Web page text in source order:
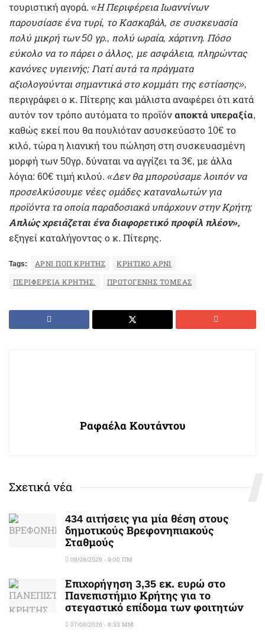
τουριστική αγορά. «Η Περιφέρεια Ιωαννίνων
παρουσίασε ένα τυρί, το Κασκαβάλ, σε συσκευασία
πολύ μικρή των 50 γρ., πολύ ωραία, χάρτινη. Πόσο
εύκολο να το πάρει ο άλλος, με ασφάλεια, πληρώντας
κανόνες υγιεινής; Γιατί αυτά τα πράγματα
αξιολογούνται σημαντικά στο κομμάτι της εστίασης»,
περιγράφει ο κ. Πίτερης και μάλιστα αναφέρει ότι κατά
αυτόν τον τρόπο αυτόματα το προϊόν αποκτά υπεραξία,
καθώς εκεί που θα πουλιόταν ασυσκεύαστο 10€ το
κιλό, τώρα η λιανική του πώληση στη συσκευασμένη
μορφή των 50γρ. δύναται να αγγίζει τα 3€, με άλλα
λόγια: 60€ τιμή κιλού. «Δεν θα μπορούσαμε λοιπόν να
προσελκύσουμε νέες ομάδες καταναλωτών για
προϊόντα τα οποία παραδοσιακά υπάρχουν στην Κρήτη;
Απλώς χρειάζεται ένα διαφορετικό προφίλ πλέον»,
εξηγεί καταλήγοντας ο κ. Πίτερης.
Tags: ΑΡΝΙ ΠΟΠ ΚΡΗΤΗΣ ΚΡΗΤΙΚΟ ΑΡΝΙ
ΠΕΡΙΦΈΡΕΙΑ ΚΡΉΤΗΣ. ΠΡΩΤΟΓΕΝΉΣ ΤΟΜΈΑΣ
Ραφαέλα Κουτάντου
Σχετικά νέα
434 αιτήσεις για μία θέση στους
δημοτικούς Βρεφονηπιακούς
Σταθμούς
08/08/2026 - 9:00 ΠΜ
Επιχορήγηση 3,35 εκ. ευρώ στο
Πανεπιστήμιο Κρήτης για το
στεγαστικό επίδομα των φοιτητών
07/08/2026 - 8:33 ΜΜ